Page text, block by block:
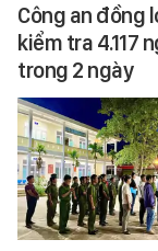
Công an đồng
kiểm tra 4.117
trong 2 ngày